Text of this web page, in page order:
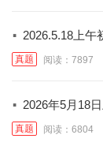
· 2026.5.18上午
真题 阅读：7897
· 2026年5月18
真题 阅读：6804